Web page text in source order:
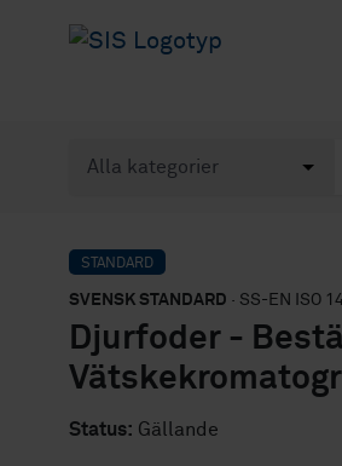
STANDARD
SVENSK STANDARD · SS-EN ISO
Djurfoder -
Status: Gällande